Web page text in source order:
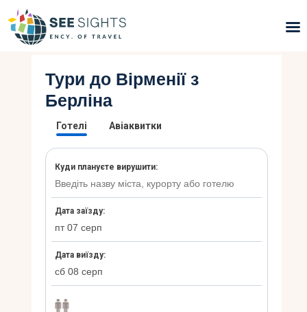
Пошук турів
Гарячі тури
Типи Турів
Країни
Блог
Контакти
Тури до Вірменії з
Берліна